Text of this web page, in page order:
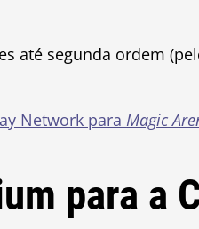
até segunda ordem
Network para Magic
para a